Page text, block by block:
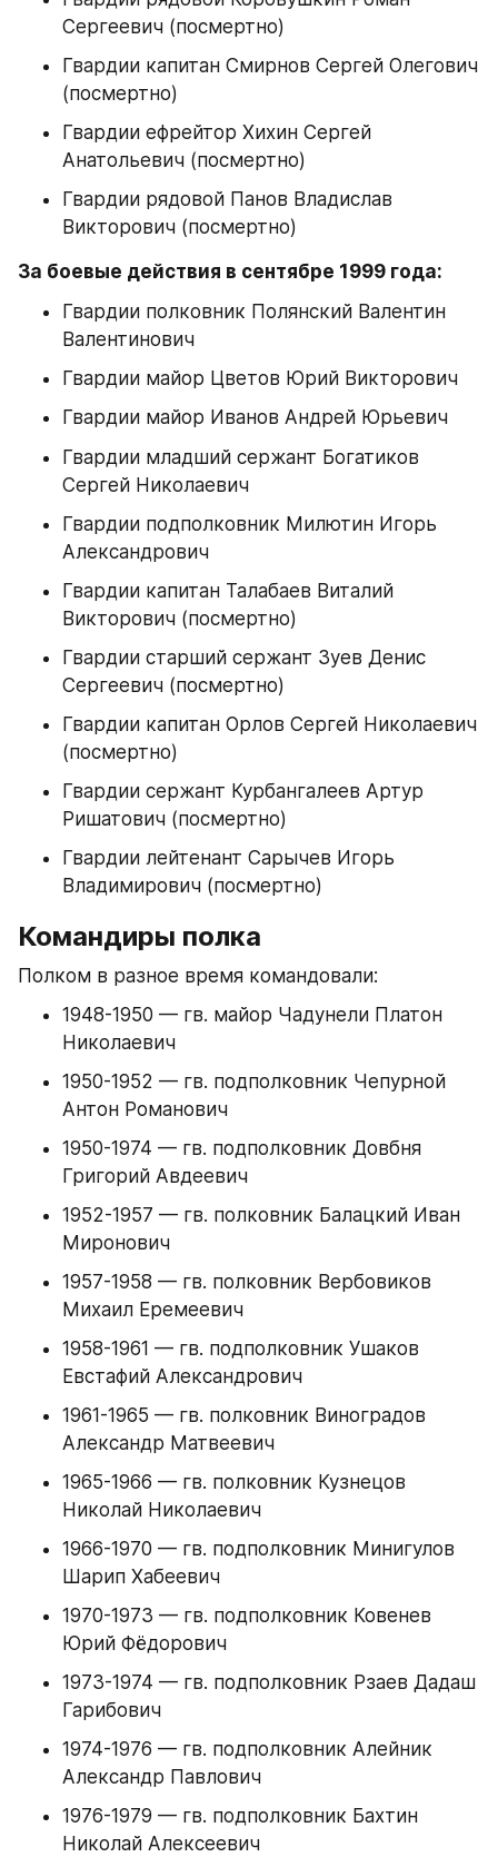
Сергеевич (посмертно)
Гвардии капитан Смирнов Сергей Олегович
(посмертно)
Гвардии ефрейтор Хихин Сергей
Анатольевич (посмертно)
Гвардии рядовой Панов Владислав
Викторович (посмертно)
За боевые действия в сентябре 1999 года:
Гвардии полковник Полянский Валентин
Валентинович
Гвардии майор Цветов Юрий Викторович
Гвардии майор Иванов Андрей Юрьевич
Гвардии младший сержант Богатиков
Сергей Николаевич
Гвардии подполковник Милютин Игорь
Александрович
Гвардии капитан Талабаев Виталий
Викторович (посмертно)
Гвардии старший сержант Зуев Денис
Сергеевич (посмертно)
Гвардии капитан Орлов Сергей Николаевич
(посмертно)
Гвардии сержант Курбангалеев Артур
Ришатович (посмертно)
Гвардии лейтенант Сарычев Игорь
Владимирович (посмертно)
Командиры полка
Полком в разное время командовали:​
1948-1950 — гв. майор Чадунели Платон
Николаевич
1950-1952 — гв. подполковник Чепурной
Антон Романович
1950-1974 — гв. подполковник Довбня
Григорий Авдеевич
1952-1957 — гв. полковник Балацкий Иван
Миронович
1957-1958 — гв. полковник Вербовиков
Михаил Еремеевич
1958-1961 — гв. подполковник Ушаков
Евстафий Александрович
1961-1965 — гв. полковник Виноградов
Александр Матвеевич
1965-1966 — гв. полковник Кузнецов
Николай Николаевич
1966-1970 — гв. подполковник Минигулов
Шарип Хабеевич
1970-1973 — гв. подполковник Ковенев
Юрий Фёдорович
1973-1974 — гв. подполковник Рзаев Дадаш
Гарибович
1974-1976 — гв. подполковник Алейник
Александр Павлович
1976-1979 — гв. подполковник Бахтин
Николай Алексеевич